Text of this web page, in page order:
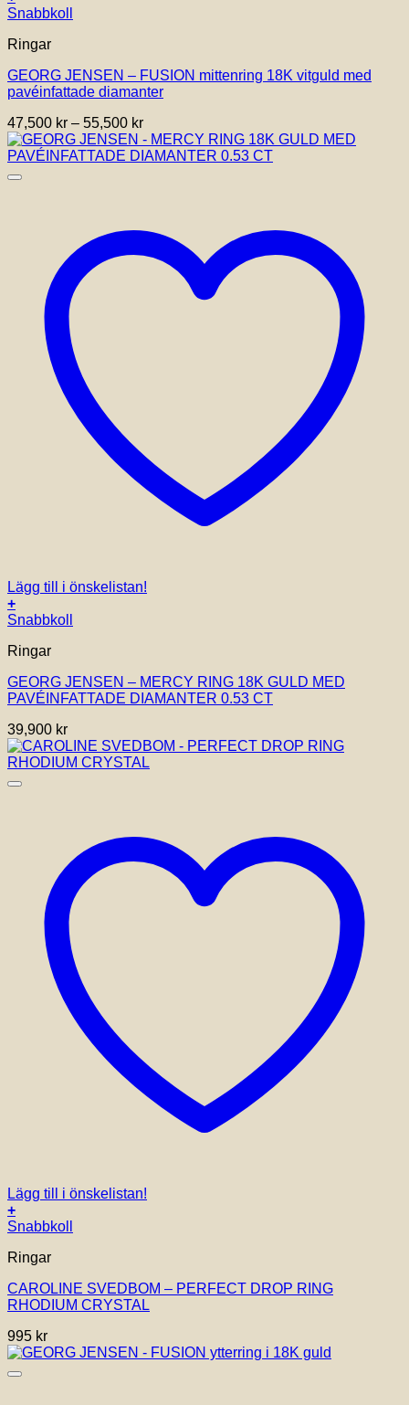
Den
produkten
flera
varianter.
olika
alternativen
kan
väljas
Snabbkoll
Ringar
GEORG JENSEN – FUSION mittenring 18K vitguld med
pavéinfattade diamanter
47,500 kr – 55,500 krPrisintervall:
47,500 kr
till
Lägg till i önskelistan!
+
Den
produkten
flera
varianter.
olika
alternativen
kan
väljas
Snabbkoll
Ringar
GEORG JENSEN – MERCY RING 18K GULD MED
PAVÉINFATTADE DIAMANTER 0.53 CT
39,900 kr
Lägg till i önskelistan!
+
Snabbkoll
Ringar
CAROLINE SVEDBOM – PERFECT DROP RING
RHODIUM CRYSTAL
995 kr